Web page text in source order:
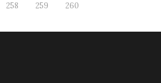
258 259 260